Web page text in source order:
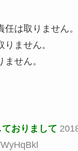
任は取りません。
ません。
せん。
おりまして